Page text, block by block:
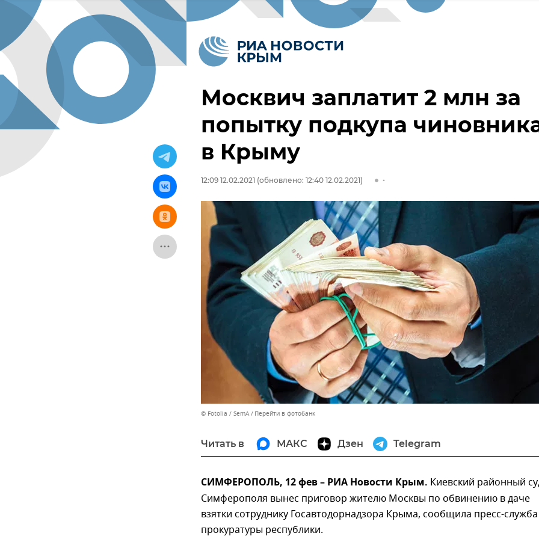
Москвич заплатит 2 млн за
попытку подкупа
в Крыму
12:09 12.02.2021 (обновлено: 12:40 12.02.2021)
© Fotolia / SemA Перейти в фотобанк
Читать в МАКС Дзен Telegram
СИМФЕРОПОЛЬ, 12 фев – РИА Новости Крым. Киевский районный
Симферополя вынес приговор жителю Москвы по обвинению в даче
взятки сотруднику Госавтодорнадзора Крыма, сообщила пресс-служба
прокуратуры республики.